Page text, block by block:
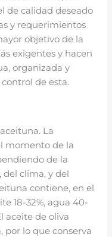
de calidad deseado
y requerimientos
objetivo de la
exigentes y hacen
organizada y
de esta.
La
momento de la
de la
del clima, y del
contiene, en el
18-32%, agua 40-
aceite de oliva
por lo que conserva